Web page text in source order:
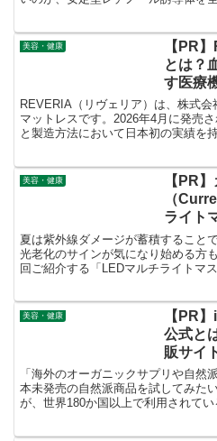
美容・健康
【PR
とは？
す医療
解説！
REVERIA（リヴェリア）は、株式
マットレスです。2026年4月に発売
と製造方法において日本初の実績を
美容・健康
【PR
（
ライト
中ケア
夏は紫外線ダメージが蓄積すること
光老化のサインが気になり始める方
回ご紹介する「LEDマルチライトマ
美容・健康
【PR
公式と
販サイ
買い方
「海外のオーガニックサプリや自然
本未発売の自然派商品を試してみた
が、世界180か国以上で利用されて